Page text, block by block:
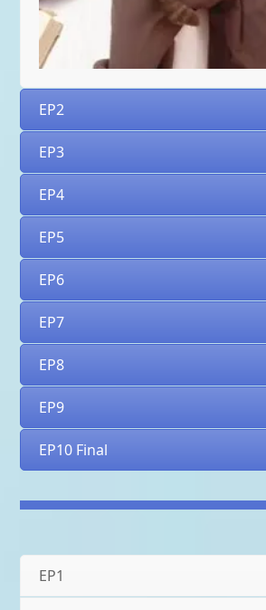
EP2
EP3
EP4
EP5
EP6
EP7
EP8
EP9
EP10 Final
EP1